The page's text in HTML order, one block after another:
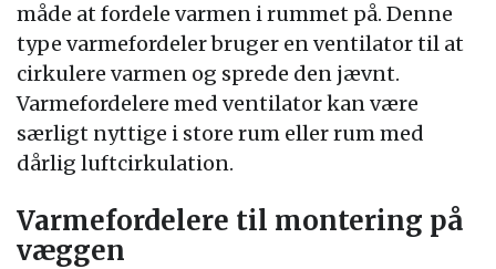
måde at fordele varmen i rummet på. Denne
type varmefordeler bruger en ventilator til at
cirkulere varmen og sprede den jævnt.
Varmefordelere med ventilator kan være
særligt nyttige i store rum eller rum med
dårlig luftcirkulation.
Varmefordelere til montering på
væggen